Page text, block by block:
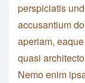
perspiciatis
accusantium
aperiam,
quasi
Nemo enim